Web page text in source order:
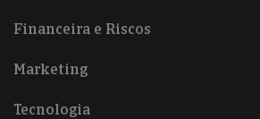
Financeira e Riscos
Marketing
Tecnologia